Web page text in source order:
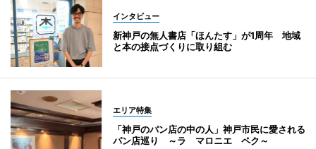
インタビュー
新神戸の無人書店「ほんたす」が1周年 地域
と本の接点づくりに取り組む
エリア特集
「神戸のパン店の中の人」神戸市民に愛される
パン店巡り ～ラ マロニエ ペク～